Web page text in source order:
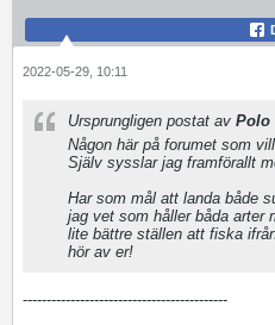
2022-05-29, 10:11
Ursprungligen postat av Polo
Någon här på forumet som
Själv sysslar jag framförallt
Har som mål att landa både
jag vet som håller båda arter
lite bättre ställen att fiska
hör av er!
-------------------------------------------